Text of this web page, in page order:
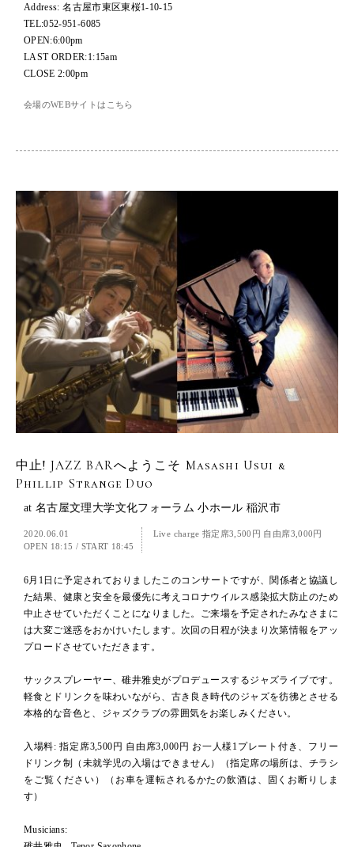
Address: 名古屋市東区東桜1-10-15
TEL:052-951-6085
OPEN:6:00pm
LAST ORDER:1:15am
CLOSE 2:00pm
会場のWEBサイトはこちら
中止! JAZZ BARへようこそ Masashi Usui &
Phillip Strange Duo
at 名古屋文理大学文化フォーラム 小ホール 稲沢市
2020.06.01
OPEN 18:15 / START 18:45
Live charge 指定席3,500円 自由席3,000円
6月1日に予定されておりましたこのコンサートですが、関係者と協議し
た結果、健康と安全を最優先に考えコロナウイルス感染拡大防止のため
中止させていただくことになりました。ご来場を予定されたみなさまに
は大変ご迷惑をおかけいたします。次回の日程が決まり次第情報をアッ
プロードさせていただきます。
サックスプレーヤー、碓井雅史がプロデュースするジャズライブです。
軽食とドリンクを味わいながら、古き良き時代のジャズを彷彿とさせる
本格的な音色と、ジャズクラブの雰囲気をお楽しみください。
入場料: 指定席3,500円 自由席3,000円 お一人様1プレート付き、フリー
ドリンク制（未就学児の入場はできません）（指定席の場所は、チラシ
をご覧ください）（お車を運転されるかたの飲酒は、固くお断りしま
す）
Musicians: